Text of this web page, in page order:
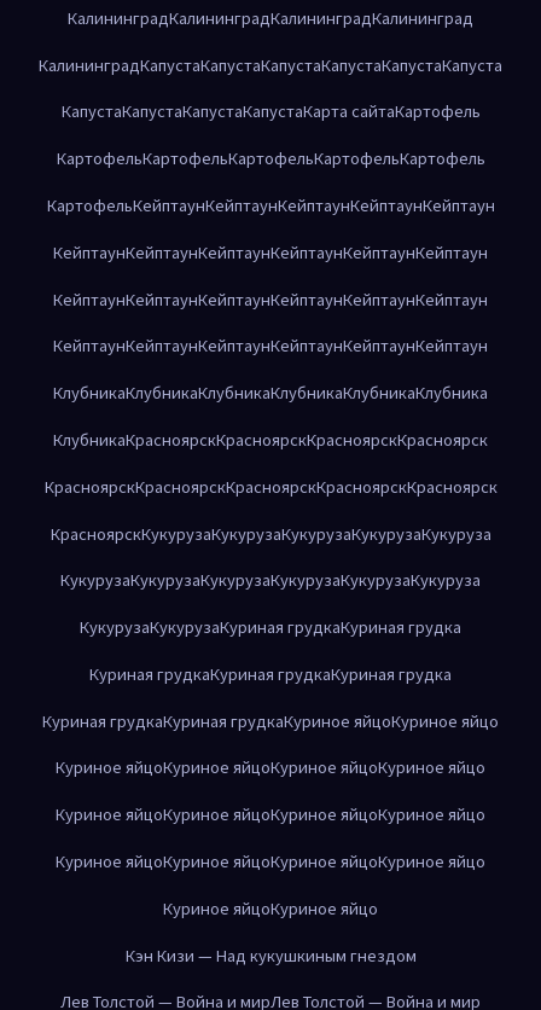
КалининградКалининградКалининградКалининград
КалининградКапустаКапустаКапустаКапустаКапустаКапуста
КапустаКапустаКапустаКапустаКарта сайтаКартофель
КартофельКартофельКартофельКартофельКартофель
КартофельКейптаунКейптаунКейптаунКейптаунКейптаун
КейптаунКейптаунКейптаунКейптаунКейптаунКейптаун
КейптаунКейптаунКейптаунКейптаунКейптаунКейптаун
КейптаунКейптаунКейптаунКейптаунКейптаунКейптаун
КлубникаКлубникаКлубникаКлубникаКлубникаКлубника
КлубникаКрасноярскКрасноярскКрасноярскКрасноярск
КрасноярскКрасноярскКрасноярскКрасноярскКрасноярск
КрасноярскКукурузаКукурузаКукурузаКукурузаКукуруза
КукурузаКукурузаКукурузаКукурузаКукурузаКукуруза
КукурузаКукурузаКуриная грудкаКуриная грудка
Куриная грудкаКуриная грудкаКуриная грудка
Куриная грудкаКуриная грудкаКуриное яйцоКуриное яйцо
Куриное яйцоКуриное яйцоКуриное яйцоКуриное яйцо
Куриное яйцоКуриное яйцоКуриное яйцоКуриное яйцо
Куриное яйцоКуриное яйцоКуриное яйцоКуриное яйцо
Куриное яйцоКуриное яйцо
Кэн Кизи — Над кукушкиным гнездом
Лев Толстой — Война и мирЛев Толстой — Война и мир